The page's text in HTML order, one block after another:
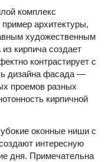
комплекс
архитектуры,
художественным
кирпича создает
контрастирует с
дизайна фасада —
проемов разных
кирпичной
оконные ниши с
интересную
дня. Примечательна